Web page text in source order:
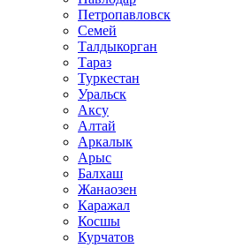
Петропавловск
Семей
Талдыкорган
Тараз
Туркестан
Уральск
Аксу
Алтай
Аркалык
Арыс
Балхаш
Жанаозен
Каражал
Косшы
Курчатов